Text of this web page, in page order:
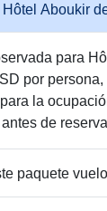
Aboukir
para
por
la
de
paquete